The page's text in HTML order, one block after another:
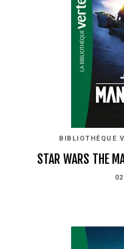
BIBLIOTHÈQUE
STAR WARS THE